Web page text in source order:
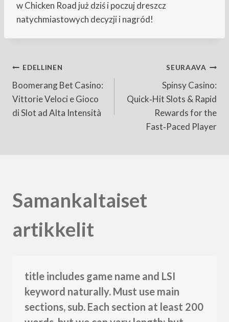
w Chicken Road już dziś i poczuj dreszcz
natychmiastowych decyzji i nagród!
Artikkelien
selaus
EDELLINEN
Boomerang Bet Casino:
Vittorie Veloci e Gioco
di Slot ad Alta Intensità
SEURAAVA
Spinsy Casino:
Quick‑Hit Slots & Rapid
Rewards for the
Fast‑Paced Player
Samankaltaiset
artikkelit
title includes game name and LSI
keyword naturally. Must use main
sections, sub. Each section at least 200